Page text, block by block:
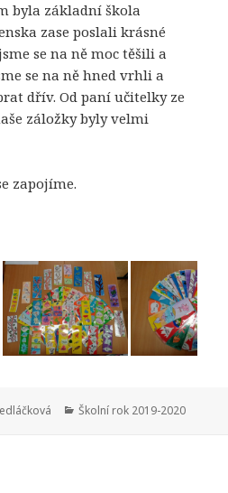
byla základní škola
zase poslali krásné
se na ně moc těšili a
se na ně hned vrhli a
dřív. Od paní učitelky ze
záložky byly velmi
zapojíme.
Rubriky:
Školní rok 2019-2020